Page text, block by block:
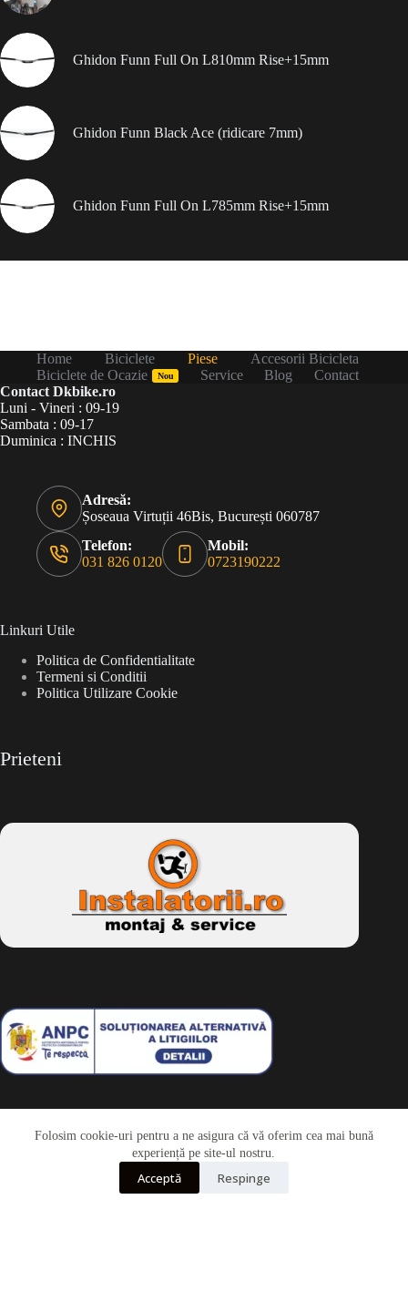
Folosim cookie-uri pentru a ne asigura că vă oferim cea mai bună
experiență pe site-ul nostru.
Acceptă Respinge
Ghidon Funn Full On L810mm Rise+15mm
Ghidon Funn Black Ace (ridicare 7mm)
Ghidon Funn Full On L785mm Rise+15mm
Home Biciclete Piese
Accesorii Bicicleta
Biciclete de Ocazie
Nou Service Blog
Contact
Contact Dkbike.ro
Luni - Vineri : 09-19
Sambata : 09-17
Duminica : INCHIS
Adresă:
Șoseaua Virtuții 46Bis, București 060787
Telefon:
031 826 0120
Mobil:
0723190222
Linkuri Utile
Politica de Confidentialitate
Termeni si Conditii
Politica Utilizare Cookie
Prieteni
Drepturi de autor © 2026 - Dkbike.ropowered by